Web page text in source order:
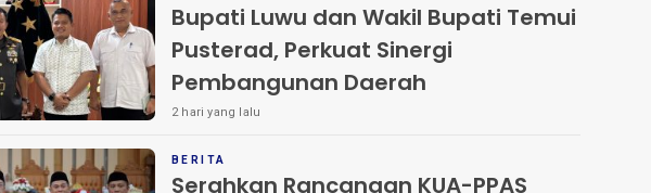
Bupati Luwu dan Wakil Bupati Temui
Pusterad, Perkuat Sinergi
Pembangunan Daerah
2 hari yang lalu
BERITA
Serahkan Rancangan KUA-PPAS